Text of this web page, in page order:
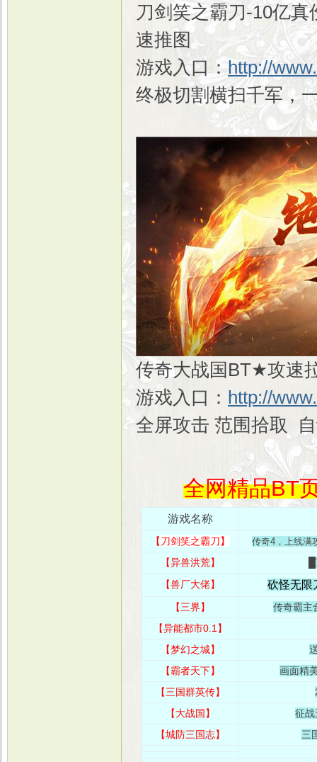
刀剑笑之霸刀-10亿
速推图
游戏入口： http://
终极切割横扫千军，
传奇大战国BT★攻速
游戏入口： http://
全屏攻击 范围拾取
全网精品BT
游戏名称
【刀剑笑之霸刀】 传奇4，上线满
【异兽洪荒】
【兽厂大佬】
砍怪无限
【三界】
传奇霸主
【异能都市0.1】
【梦幻之城】
【霸者天下】
画面精
【三国群英传】
【大战国】
征战
【城防三国志】
三